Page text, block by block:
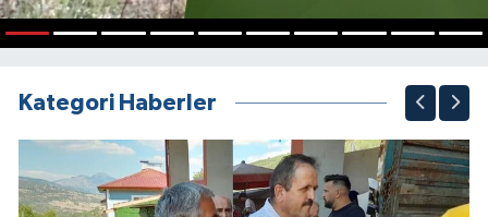
Kategori Haberler